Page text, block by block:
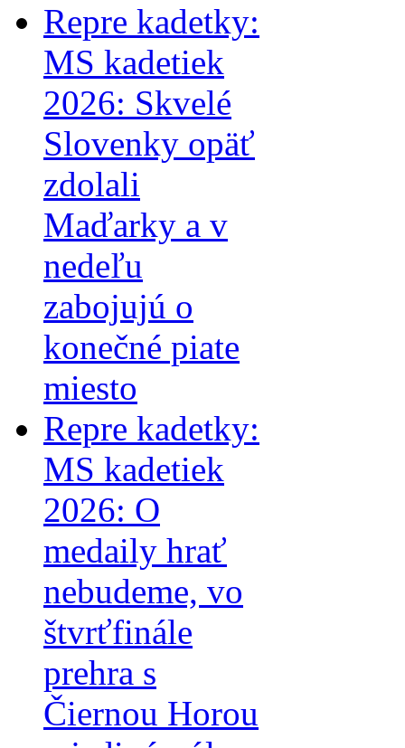
Repre kadetky:
MS kadetiek
2026: Skvelé
Slovenky opäť
zdolali
Maďarky a v
nedeľu
zabojujú o
konečné piate
miesto
Repre kadetky:
MS kadetiek
2026: O
medaily hrať
nebudeme, vo
štvrťfinále
prehra s
Čiernou Horou